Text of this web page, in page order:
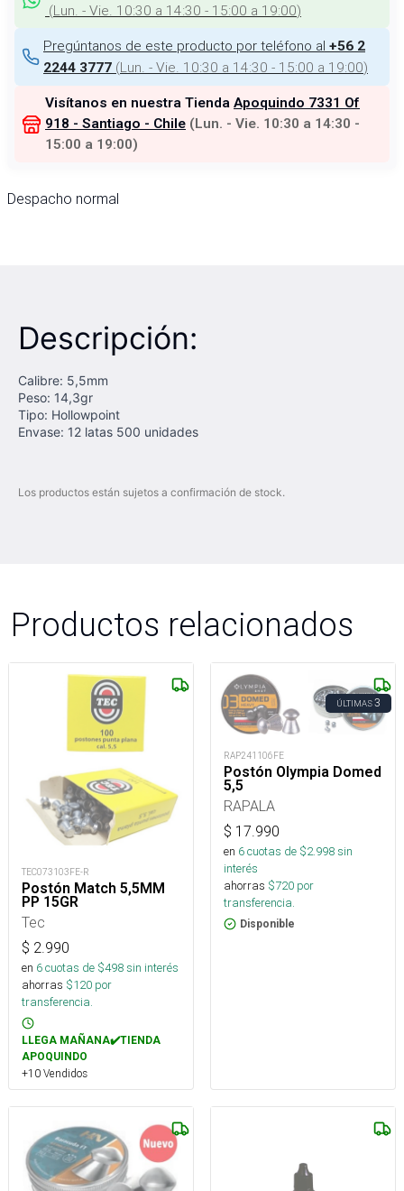
(Lun. - Vie. 10:30 a 14:30 - 15:00 a 19:00)
Pregúntanos de este producto por teléfono al +56 2
2244 3777 (Lun. - Vie. 10:30 a 14:30 - 15:00 a 19:00)
Visítanos en nuestra Tienda Apoquindo 7331 Of
918 - Santiago - Chile (Lun. - Vie. 10:30 a 14:30 -
15:00 a 19:00)
Despacho normal
Descripción:
Calibre: 5,5mm
Peso: 14,3gr
Tipo: Hollowpoint
Envase: 12 latas 500 unidades
Los productos están sujetos a confirmación de stock.
Productos relacionados
TEC073103FE-R
Postón Match 5,5MM
PP 15GR
Tec
$ 2.990
en 6cuotas de $498sin interés
ahorras $120 por
transferencia.
LLEGA MAÑANA✔️TIENDA
APOQUINDO
+10 Vendidos
ÚLTIMAS3
RAP241106FE
Postón Olympia Domed
5,5
RAPALA
$ 17.990
en 6cuotas de $2.998sin
interés
ahorras $720 por
transferencia.
Disponible